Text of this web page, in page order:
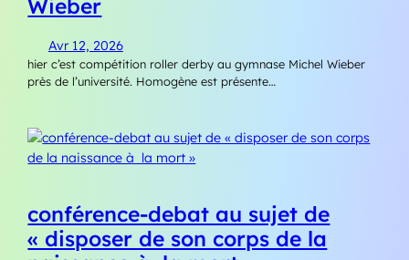
Wieber
Avr 12, 2026
hier c’est compétition roller derby au gymnase Michel Wieber
près de l’université. Homogène est présente…
conférence-debat au sujet de
« disposer de son corps de la